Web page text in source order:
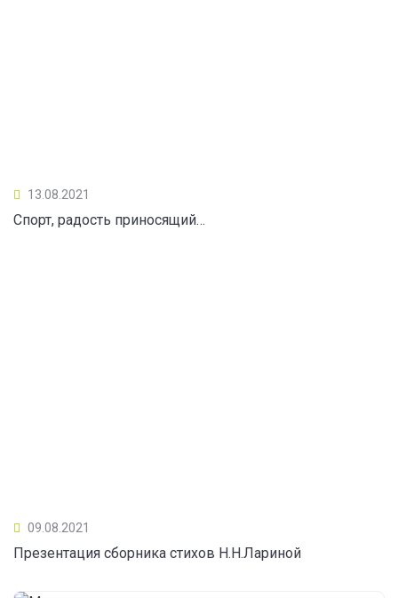
13.08.2021
Спорт, радость приносящий…
09.08.2021
Презентация сборника стихов Н.Н.Лариной